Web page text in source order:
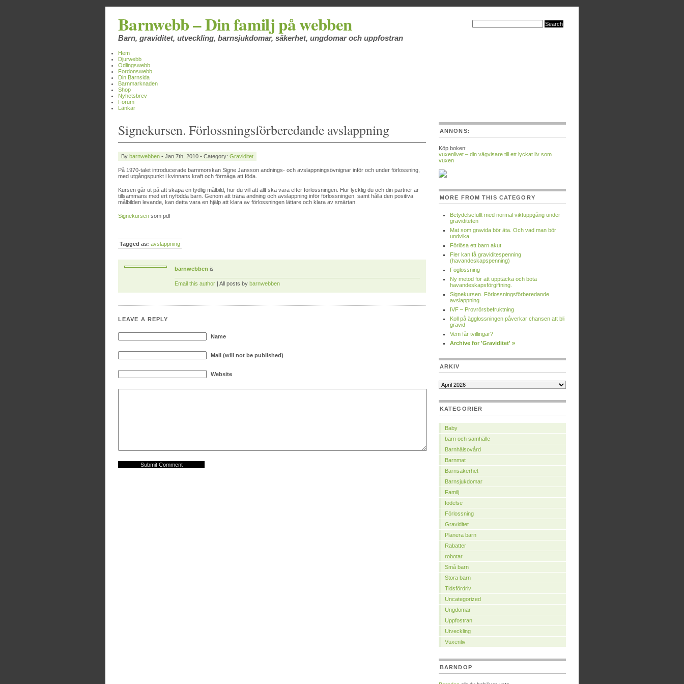
Barnwebb – Din familj på webben
Barn, graviditet, utveckling, barnsjukdomar, säkerhet, ungdomar och uppfostran
Hem
Djurwebb
Odlingswebb
Fordonswebb
Din Barnsida
Barnmarknaden
Shop
Nyhetsbrev
Forum
Länkar
Signekursen. Förlossningsförberedande avslappning
By barnwebben • Jan 7th, 2010 • Category: Graviditet
På 1970-talet introducerade barnmorskan Signe Jansson andnings- och avslappningsövnignar inför och under förlossning,
med utgångspunkt i kvinnans kraft och förmåga att föda.
Kursen går ut på att skapa en tydlig målbild, hur du vill att allt ska vara efter förlossningen. Hur lycklig du och din partner är
tillsammans med ert nyfödda barn. Genom att träna andning och avslappning inför förlossningen, samt hålla den positiva
målbilden levande, kan detta vara en hjälp att klara av förlossningen lättare och klara av smärtan.
Signekursen som pdf
Tagged as: avslappning
barnwebben is
Email this author | All posts by barnwebben
LEAVE A REPLY
Name
Mail (will not be published)
Website
ANNONS:
Köp boken:
vuxenlivet – din vägvisare till ett lyckat liv som
vuxen
MORE FROM THIS CATEGORY
Betydelsefullt med normal viktuppgång under
graviditeten
Mat som gravida bör äta. Och vad man bör
undvika
Förlösa ett barn akut
Fler kan få graviditespenning
(havandeskapspenning)
Foglossning
Ny metod för att upptäcka och bota
havandeskapsförgiftning.
Signekursen. Förlossningsförberedande
avslappning
IVF – Provrörsbefruktning
Koll på ägglossningen påverkar chansen att bli
gravid
Vem får tvillingar?
Archive for 'Graviditet' »
ARKIV
KATEGORIER
Baby
barn och samhälle
Barnhälsovård
Barnmat
Barnsäkerhet
Barnsjukdomar
Familj
födelse
Förlossning
Graviditet
Planera barn
Rabatter
robotar
Små barn
Stora barn
Tidsfördriv
Uncategorized
Ungdomar
Uppfostran
Utveckling
Vuxenliv
BARNDOP